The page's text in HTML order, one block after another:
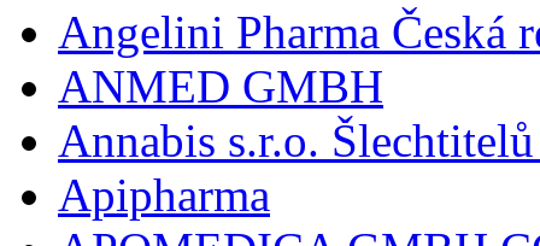
Angelini Pharma Česká
ANMED GMBH
Annabis s.r.o.
Apipharma